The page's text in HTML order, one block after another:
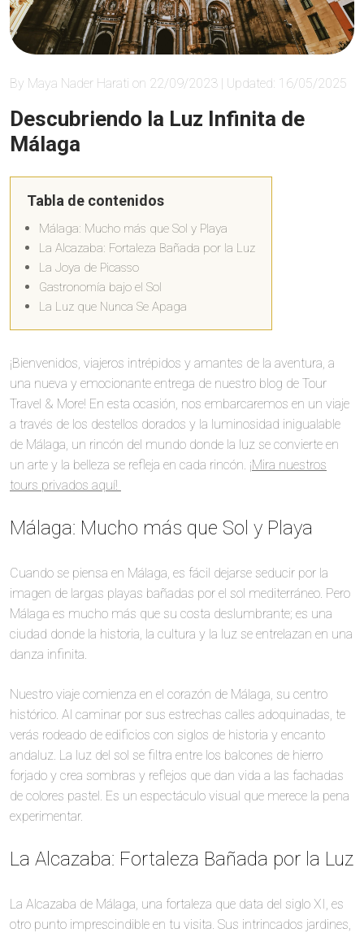
By Maya Nader Harati on 22/09/2023 | Updated: 16/05/2025
Descubriendo la Luz Infinita de
Málaga
Tabla de contenidos
Málaga: Mucho más que Sol y Playa
La Alcazaba: Fortaleza Bañada por la Luz
La Joya de Picasso
Gastronomía bajo el Sol
La Luz que Nunca Se Apaga
¡Bienvenidos, viajeros intrépidos y amantes de la aventura, a
una nueva y emocionante entrega de nuestro blog de Tour
Travel & More! En esta ocasión, nos embarcaremos en un viaje
a través de los destellos dorados y la luminosidad inigualable
de Málaga, un rincón del mundo donde la luz se convierte en
un arte y la belleza se refleja en cada rincón. ¡Mira nuestros
tours privados aquí!
Málaga: Mucho más que Sol y Playa
Cuando se piensa en Málaga, es fácil dejarse seducir por la
imagen de largas playas bañadas por el sol mediterráneo. Pero
Málaga es mucho más que su costa deslumbrante; es una
ciudad donde la historia, la cultura y la luz se entrelazan en una
danza infinita.
Nuestro viaje comienza en el corazón de Málaga, su centro
histórico. Al caminar por sus estrechas calles adoquinadas, te
verás rodeado de edificios con siglos de historia y encanto
andaluz. La luz del sol se filtra entre los balcones de hierro
forjado y crea sombras y reflejos que dan vida a las fachadas
de colores pastel. Es un espectáculo visual que merece la pena
experimentar.
La Alcazaba: Fortaleza Bañada por la Luz
La Alcazaba de Málaga, una fortaleza que data del siglo XI, es
otro punto imprescindible en tu visita. Sus intrincados jardines,